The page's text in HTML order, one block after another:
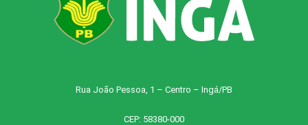
Rua João Pessoa, 1 – Centro – Ingá/PB
CEP: 58380-000